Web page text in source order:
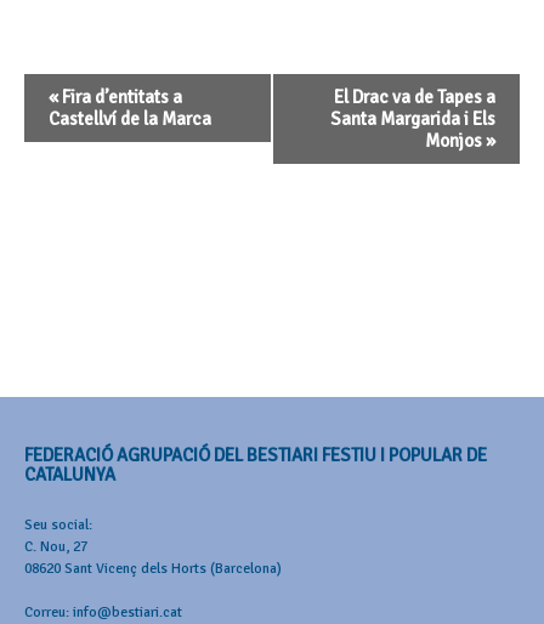
Navegació
d'Esdeveniment
«Fira d’entitats a
Castellví de la Marca
El Drac va de Tapes a
Santa Margarida i Els
Monjos»
FEDERACIÓ AGRUPACIÓ DEL BESTIARI FESTIU I POPULAR DE
CATALUNYA
Seu social:
C. Nou, 27
08620 Sant Vicenç dels Horts (Barcelona)
Correu: info@bestiari.cat